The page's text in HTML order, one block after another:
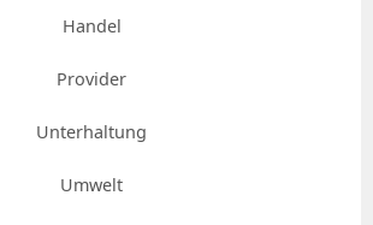
Handel
Provider
Unterhaltung
Umwelt